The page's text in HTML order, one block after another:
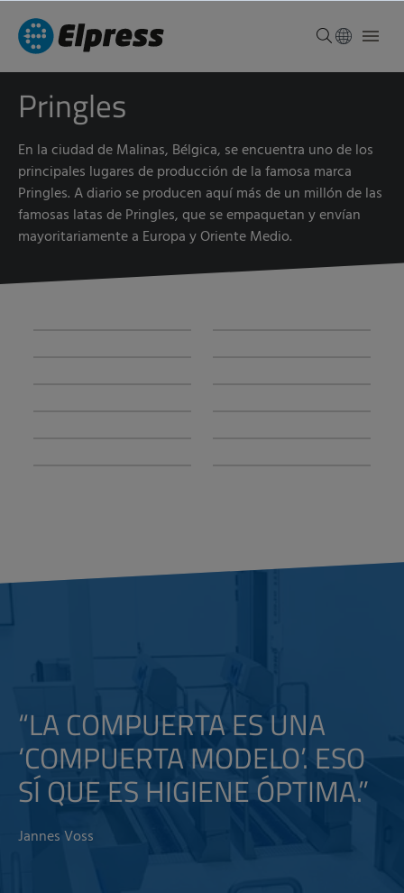
Pringles
En la ciudad de Malinas, Bélgica, se encuentra uno de los
principales lugares de producción de la famosa marca
Pringles. A diario se producen aquí más de un millón de las
famosas latas de Pringles, que se empaquetan y envían
mayoritariamente a Europa y Oriente Medio.
“LA COMPUERTA ES UNA
‘COMPUERTA MODELO’. ESO
SÍ QUE ES HIGIENE ÓPTIMA.”
Jannes Voss